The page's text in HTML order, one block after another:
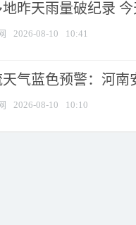
地昨天雨量破纪录
2026-08-10 10:41
气蓝色预警：河南
2026-08-10 10:10